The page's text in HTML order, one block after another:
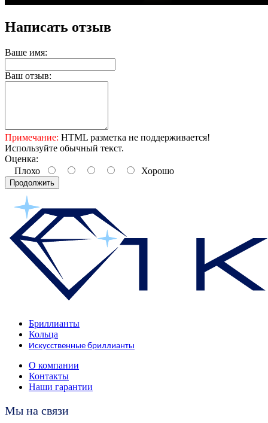
Написать отзыв
Ваше имя:
Ваш отзыв:
Примечание: HTML разметка не поддерживается!
Используйте обычный текст.
Оценка:
Плохо
Хорошо
Продолжить
Бриллианты
Кольца
Искусственные бриллианты
О компании
Контакты
Наши гарантии
Мы на связи